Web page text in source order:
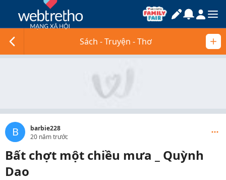
Sách - Truyện - Thơ
B
barbie228
20 năm trước
Bất chợt một chiều mưa _ Quỳnh
Dao